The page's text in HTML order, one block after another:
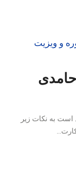
و ویزیت
حامدی
است به نکات زیر